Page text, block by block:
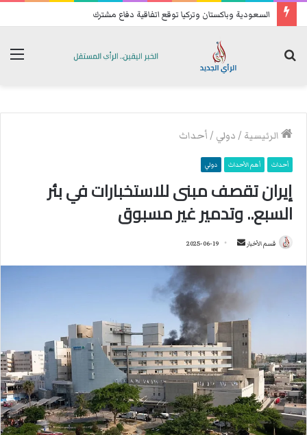
السعودية وباكستان وتركيا توقع اتفاقية دفاع مشترك
الرئيسية /دولي /أحداث
أحداث أهم الأحداث دولي
إيران تقصف مبنى للاستخبارات في بئر
السبع.. وتدمير غير مسبوق
قسم الأخبار
ل
ب
د
ا
إ
ل
ك
2025-06-19